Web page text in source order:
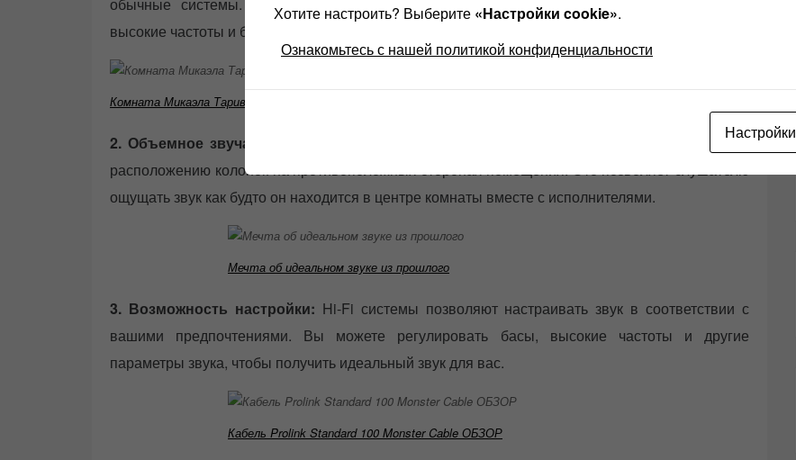
обычные системы. Они способны воспроизводить более глубокие басы, более чистые
высокие частоты и более точный звук.
Комната Микаэла Таривердиева
2. Объемное звучание:
Стереосистемы Hi-Fi создают эффект объемного звука благодаря
расположению колонок на противоположных сторонах помещения. Это позволяет слушателю
ощущать звук как будто он находится в центре комнаты вместе с исполнителями.
Мечта об идеальном звуке из прошлого
3. Возможность настройки: Hi-Fi системы позволяют настраивать звук в соответствии с
вашими предпочтениями. Вы можете регулировать басы, высокие частоты и другие
параметры звука, чтобы получить идеальный звук для вас.
Кабель Prolink Standard 100 Monster Cable ОБЗОР
Хотите настроить? Выберите «Настройки cookie».
Ознакомьтесь с нашей политикой конфиденциальности
Настройки